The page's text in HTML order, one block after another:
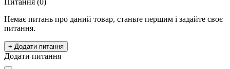
Немає питань про даний товар, станьте першим і задайте своє
питання.
+ Додати питання
Додати питання